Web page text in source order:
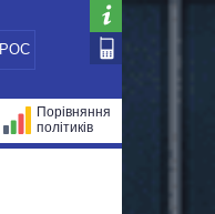
РОС
Порівняння
політиків